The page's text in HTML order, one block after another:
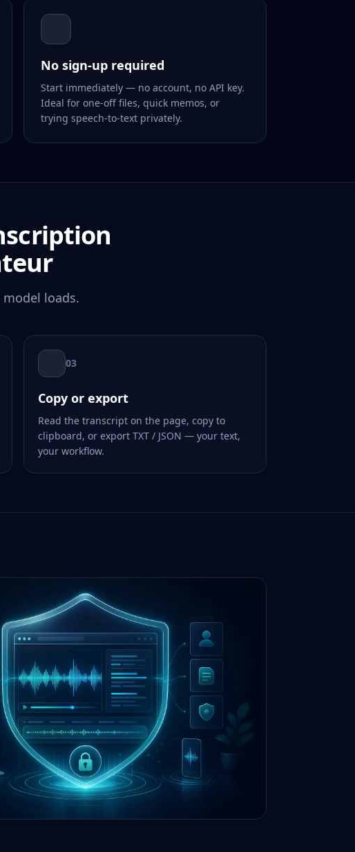
No sign-up required
Start immediately — no account, no API key.
Ideal for one-off files, quick memos, or
trying speech-to-text privately.
loads.
03
Copy or export
Read the transcript on the page, copy to
clipboard, or export TXT / JSON — your text,
your workflow.